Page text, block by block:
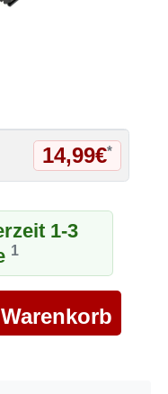
14,99€*
1-3
1